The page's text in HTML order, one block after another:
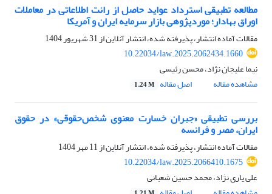
مطالعه تطبیقی استرداد عواید حاصل از رانت اطلاعاتی در معاملات
اوراق بهادار؛ موردپژوهی بازار سرمایه ایران و آمریکا
مقالات آماده انتشار، پذیرفته شده، انتشار آنلاین از31 شهریور 1404
10.22034/law.2025.2062434.1660
نیما علیجان نژاد، محسن رئیسی
مشاهده مقاله
اصل مقاله 1.24 M
بررسی تطبیقی «جبران خسارت معنوی شخص‌حقوقی» در حقوق
ایران، مصر و فرانسه
مقالات آماده انتشار، پذیرفته شده، انتشار آنلاین از11 مهر 1404
10.22034/law.2025.2066410.1675
علی یاری نژاد، محمد حسین شعبانی